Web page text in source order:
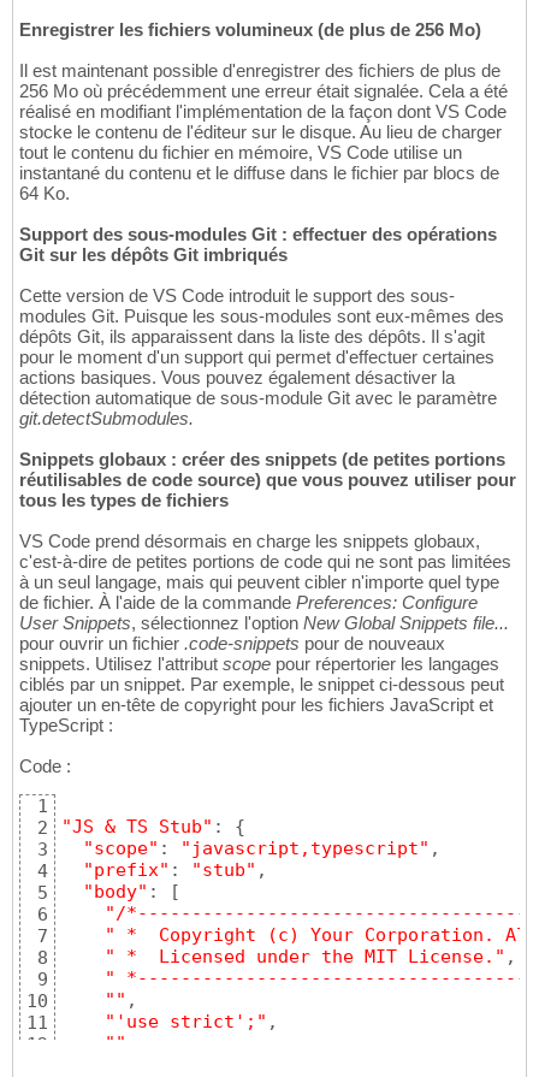
Enregistrer les fichiers volumineux (de plus de 256 Mo)
Il est maintenant possible d'enregistrer des fichiers de plus de
256 Mo où précédemment une erreur était signalée. Cela a été
réalisé en modifiant l'implémentation de la façon dont VS Code
stocke le contenu de l'éditeur sur le disque. Au lieu de charger
tout le contenu du fichier en mémoire, VS Code utilise un
instantané du contenu et le diffuse dans le fichier par blocs de
64 Ko.
Support des sous-modules Git : effectuer des opérations
Git sur les dépôts Git imbriqués
Cette version de VS Code introduit le support des sous-
modules Git. Puisque les sous-modules sont eux-mêmes des
dépôts Git, ils apparaissent dans la liste des dépôts. Il s'agit
pour le moment d'un support qui permet d'effectuer certaines
actions basiques. Vous pouvez également désactiver la
détection automatique de sous-module Git avec le paramètre
git.detectSubmodules.
Snippets globaux : créer des snippets (de petites portions
réutilisables de code source) que vous pouvez utiliser pour
tous les types de fichiers
VS Code prend désormais en charge les snippets globaux,
c'est-à-dire de petites portions de code qui ne sont pas limitées
à un seul langage, mais qui peuvent cibler n'importe quel type
de fichier. À l'aide de la commande Preferences: Configure
User Snippets, sélectionnez l'option New Global Snippets file...
pour ouvrir un fichier .code-snippets pour de nouveaux
snippets. Utilisez l'attribut scope pour répertorier les langages
ciblés par un snippet. Par exemple, le snippet ci-dessous peut
ajouter un en-tête de copyright pour les fichiers JavaScript et
TypeScript :
Code :
1
2
3
4
5
6
7
8
9
10
11
12
"JS & TS Stub" : {
"scope" : "javascript,typescript" ,
"prefix" : "stub" ,
"body" :
[
"/
" *  Copyright (c) Your Corporation.
" *  Licensed under the MIT License." ,
"
"" ,
"'use strict';" ,
""